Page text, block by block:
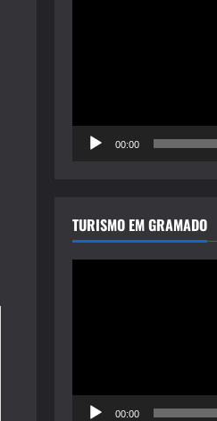
00:00
TURISMO EM GRAMADO
00:00